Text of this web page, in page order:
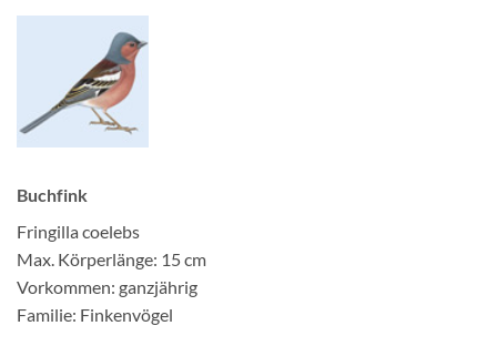
Buchfink
Fringilla coelebs
Max. Körperlänge: 15 cm
Vorkommen: ganzjährig
Familie: Finkenvögel